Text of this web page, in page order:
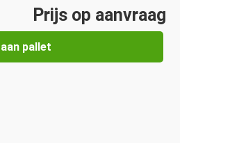
Prijs op aanvraag
pallet